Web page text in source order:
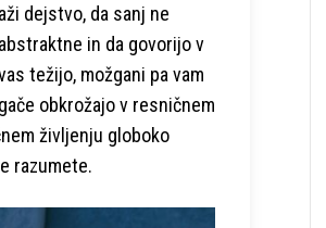
dejstvo, da sanj ne
in da govorijo v
težijo, možgani pa vam
obkrožajo v resničnem
življenju globoko
razumete.